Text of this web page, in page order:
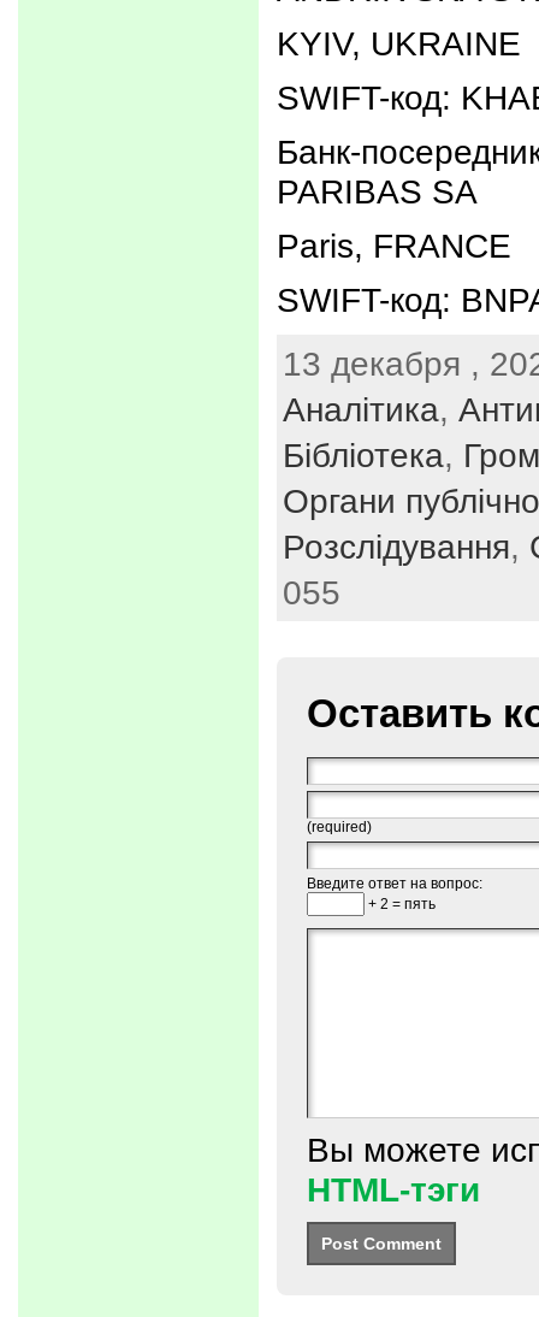
KYIV, UKRAINE
SWIFT-код:
Банк-
PARIBAS SA
Paris, FRANCE
SWIFT-код:
13 декабря ,
Аналітика,
Бібліотека,
Органи
Розслідування,
055
Оставить
(required)
Введите ответ на вопрос:
+ 2 = пять
Вы можете
HTML-тэги